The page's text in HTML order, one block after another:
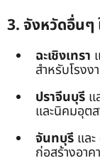
3. จังหวัดอื่นๆ
ฉะเชิงเทรา
สำหรับโรงง
ปราจีนบุรี แ
และนิคมอุต
จันทบุรี และ
ก่อสร้างอาค